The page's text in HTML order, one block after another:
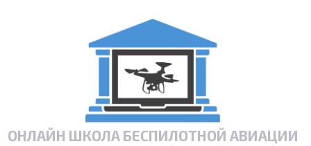
ОНЛАЙН ШКОЛА БЕСПИЛОТНОЙ АВИАЦИИ